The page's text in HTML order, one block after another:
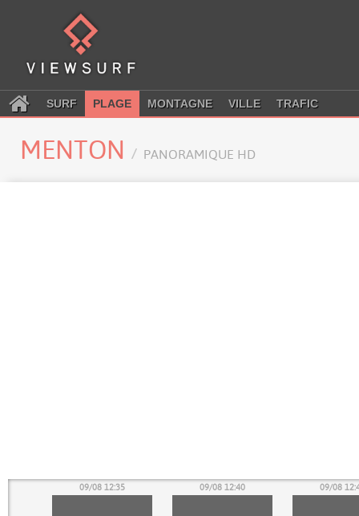
SURF PLAGE MONTAGNE VILLE TRAFIC
MENTON PANORAMIQUE HD
09/08 12:35 09/08 12:40 09/08